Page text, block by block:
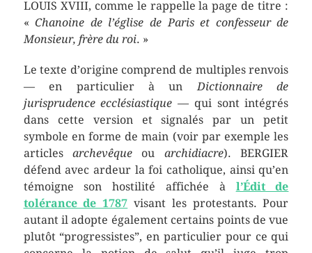
LOUIS XVIII, comme le rappelle la page de titre :
«Chanoine de l’église de Paris et confesseur de
Monsieur, frère du roi. »
Le texte d’origine comprend de multiples renvois
— en particulier à un Dictionnaire de
jurisprudence ecclésiastique — qui sont intégrés
dans cette version et signalés par un petit
symbole en forme de main (voir par exemple les
articlesarchevêque ou archidiacre). BERGIER
défend avec ardeur la foi catholique, ainsi qu’en
témoigne son hostilité affichée à l’Édit de
tolérance de 1787 visant les protestants. Pour
autant il adopte également certains points de vue
plutôt “progressistes”, en particulier pour ce qui